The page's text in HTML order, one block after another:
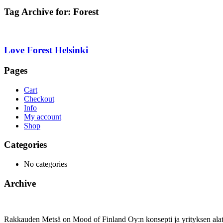
Tag Archive for: Forest
Love Forest Helsinki
Pages
Cart
Checkout
Info
My account
Shop
Categories
No categories
Archive
Rakkauden Metsä on Mood of Finland Oy:n konsepti ja yrityksen